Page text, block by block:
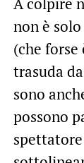
non è
(che forse
trasuda
sono
possono